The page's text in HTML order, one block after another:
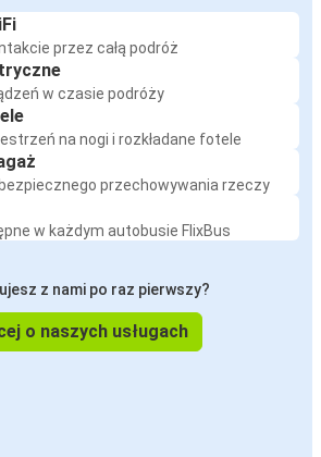
przez całą podróż
w czasie podróży
na nogi i rozkładane fotele
przechowywania rzeczy
w każdym autobusie FlixBus
z nami po raz pierwszy?
o naszych usługach